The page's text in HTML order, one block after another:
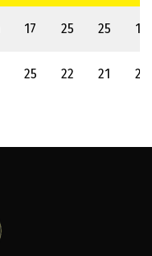
17 25 25 19
25 22 21 25